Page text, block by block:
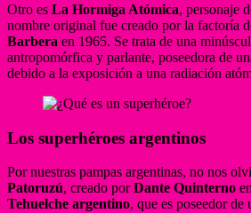
Otro es La Hormiga Atómica, personaje
nombre original fue creado por la factoría
Barbera en 1965. Se trata de una
antropomórfica y parlante, poseedora de
debido a la exposición a una radiación
Los superhéroes argentinos
Por nuestras pampas argentinas, no nos
Patoruzú, creado porDante Quinterno
Tehuelche argentino, que es poseedor